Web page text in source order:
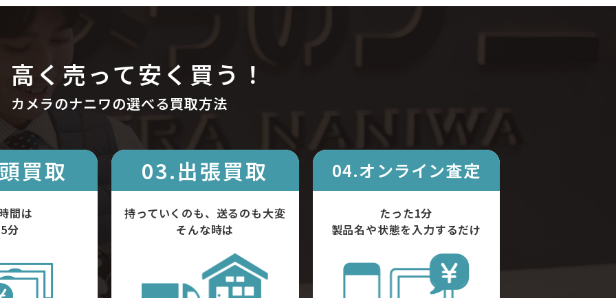
高く売って安く買う！
カメラのナニワの選べる買取方法
買取
間は
分
03.出張買取
持っていくのも、送るのも大変
そんな時は
04.オンライン査定
たった1分
製品名や状態を入力するだけ